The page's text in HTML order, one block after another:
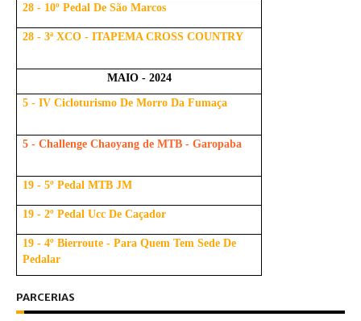
28 - 10º Pedal De São Marcos
28 - 3ª XCO - ITAPEMA CROSS COUNTRY
MAIO - 2024
5 - IV Cicloturismo De Morro Da Fumaça
5 - Challenge Chaoyang de MTB - Garopaba
19 - 5º Pedal MTB JM
19 - 2º Pedal Ucc De Caçador
19 - 4º Bierroute - Para Quem Tem Sede De
Pedalar
PARCERIAS